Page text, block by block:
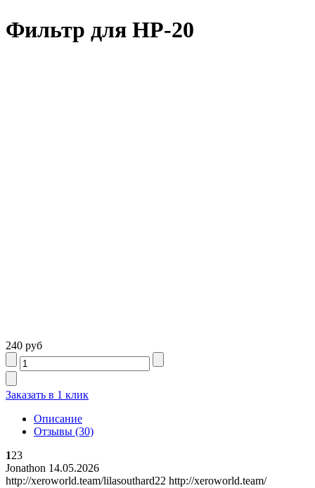
Фильтр для HP-20
240 руб
Заказать в 1 клик
Описание
Отзывы (30)
123
Jonathon 14.05.2026
http://xeroworld.team/lilasouthard22 http://xeroworld.team/